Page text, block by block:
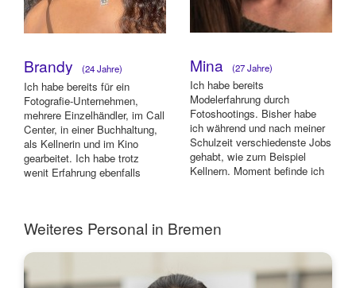
Brandy (24 Jahre)
Ich habe bereits für ein
Fotografie-Unternehmen,
mehrere Einzelhändler, im Call
Center, in einer Buchhaltung,
als Kellnerin und im Kino
gearbeitet. Ich habe trotz
wenit Erfahrung ebenfalls
Mina (27 Jahre)
Ich habe bereits
Modelerfahrung durch
Fotoshootings. Bisher habe
ich während und nach meiner
Schulzeit verschiedenste Jobs
gehabt, wie zum Beispiel
Kellnern. Moment befinde ich
Weiteres Personal in Bremen